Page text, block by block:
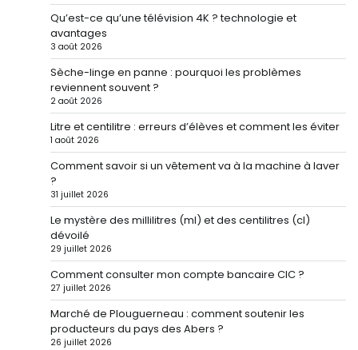
Qu’est-ce qu’une télévision 4K ? technologie et
avantages
3 août 2026
Sèche-linge en panne : pourquoi les problèmes
reviennent souvent ?
2 août 2026
Litre et centilitre : erreurs d’élèves et comment les éviter
1 août 2026
Comment savoir si un vêtement va à la machine à laver
?
31 juillet 2026
Le mystère des millilitres (ml) et des centilitres (cl)
dévoilé
29 juillet 2026
Comment consulter mon compte bancaire CIC ?
27 juillet 2026
Marché de Plouguerneau : comment soutenir les
producteurs du pays des Abers ?
26 juillet 2026